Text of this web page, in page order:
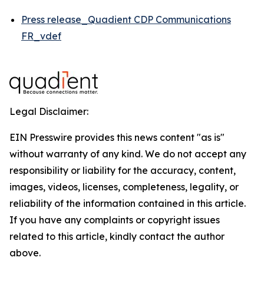
Press release_Quadient CDP Communications
FR_vdef
Legal Disclaimer:
EIN Presswire provides this news content "as is"
without warranty of any kind. We do not accept any
responsibility or liability for the accuracy, content,
images, videos, licenses, completeness, legality, or
reliability of the information contained in this article.
If you have any complaints or copyright issues
related to this article, kindly contact the author
above.